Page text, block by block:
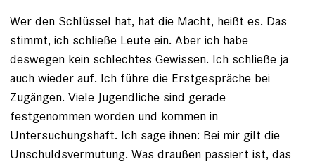
Wer den Schlüssel hat, hat die Macht, heißt es. Das
stimmt, ich schließe Leute ein. Aber ich habe
deswegen kein schlechtes Gewissen. Ich schließe ja
auch wieder auf. Ich führe die Erstgespräche bei
Zugängen. Viele Jugendliche sind gerade
festgenommen worden und kommen in
Untersuchungshaft. Ich sage ihnen: Bei mir gilt die
Unschuldsvermutung. Was draußen passiert ist, das